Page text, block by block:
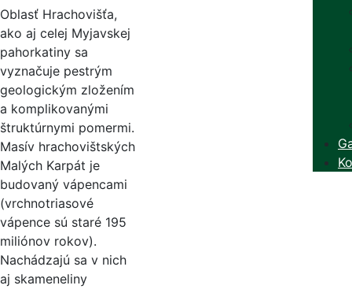
Oblasť Hrachovišťa,
ako aj celej Myjavskej
pahorkatiny sa
vyznačuje pestrým
geologickým zložením
a komplikovanými
štruktúrnymi pomermi.
Masív hrachovištských
Malých Karpát je
budovaný vápencami
(vrchnotriasové
vápence sú staré 195
miliónov rokov).
Nachádzajú sa v nich
aj skameneliny